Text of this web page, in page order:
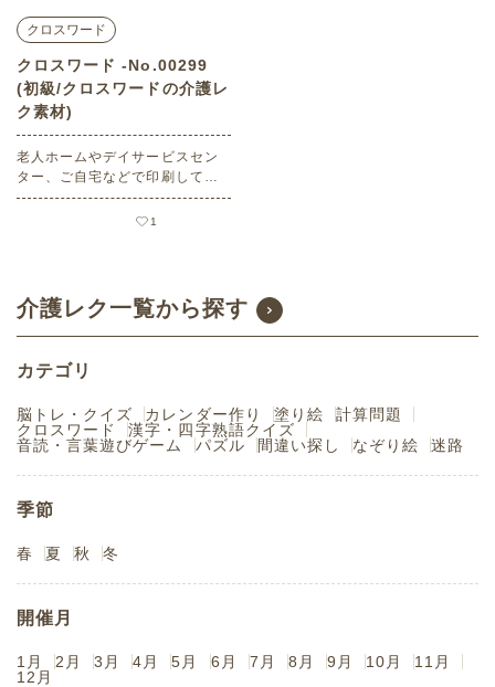
クロスワード
クロスワード -No.00299
(初級/クロスワードの介護レ
ク素材)
老人ホームやデイサービスセン
ター、ご自宅などで印刷してお
使いいただける無料の高齢者向
け介護レク素材（クロスワー
1
介護レク一覧から探す
カテゴリ
脳トレ・クイズ カレンダー作り 塗り絵
計算問題
クロスワード
漢字・四字熟語クイズ
音読・言葉遊びゲーム
パズル 間違い探し なぞり絵 迷路
季節
春 夏 秋 冬
開催月
1月 2月 3月 4月 5月 6月 7月 8月 9月 10月
11月
12月